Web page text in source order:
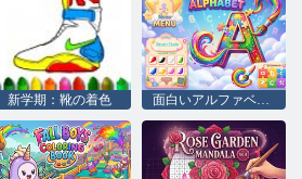
新学期：靴の着色